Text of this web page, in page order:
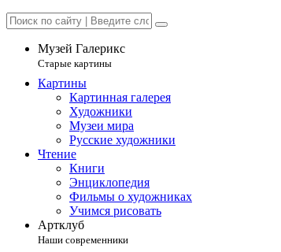
Музей Галерикс
Старые картины
Картины
Картинная галерея
Художники
Музеи мира
Русские художники
Чтение
Книги
Энциклопедия
Фильмы о художниках
Учимся рисовать
Артклуб
Наши современники